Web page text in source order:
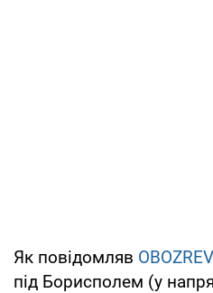
Як повідомляв
під Борисполем (у